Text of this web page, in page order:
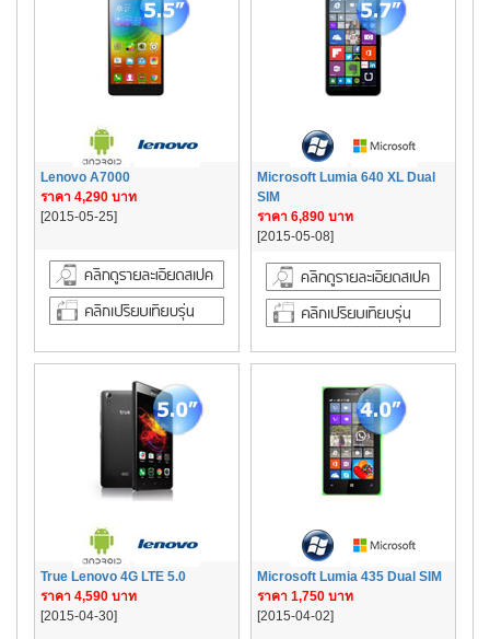
Lenovo A7000
ราคา 4,290 บาท
[2015-05-25]
Microsoft Lumia 640 XL Dual
SIM
ราคา 6,890 บาท
[2015-05-08]
True Lenovo 4G LTE 5.0
ราคา 4,590 บาท
[2015-04-30]
Microsoft Lumia 435 Dual SIM
ราคา 1,750 บาท
[2015-04-02]